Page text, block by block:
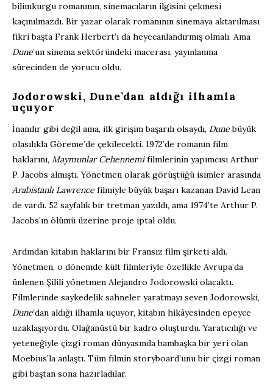
bilimkurgu romanının, sinemacıların ilgisini çekmesi
kaçınılmazdı. Bir yazar olarak romanının sinemaya aktarılması
fikri başta Frank Herbert’ı da heyecanlandırmış olmalı. Ama
Dune’un sinema sektöründeki macerası, yayınlanma
sürecinden de yorucu oldu.
Jodorowski, Dune’dan aldığı ilhamla
uçuyor
İnanılır gibi değil ama, ilk girişim başarılı olsaydı, Dunebüyük
olasılıkla Göreme’de çekilecekti. 1972’de romanın film
haklarını, Maymunlar Cehennemifilmlerinin yapımcısı Arthur
P. Jacobs almıştı. Yönetmen olarak görüştüğü isimler arasında
Arabistanlı Lawrence filmiyle büyük başarı kazanan David Lean
de vardı. 52 sayfalık bir tretman yazıldı, ama 1974’te Arthur P.
Jacobs’ın ölümü üzerine proje iptal oldu.
Ardından kitabın haklarını bir Fransız film şirketi aldı.
Yönetmen, o dönemde kült filmleriyle özellikle Avrupa’da
ünlenen Şilili yönetmen Alejandro Jodorowski olacaktı.
Filmlerinde saykedelik sahneler yaratmayı seven Jodorowski,
Dune’dan aldığı ilhamla uçuyor, kitabın hikâyesinden epeyce
uzaklaşıyordu. Olağanüstü bir kadro oluşturdu. Yaratıcılığı ve
yeteneğiyle çizgi roman dünyasında bambaşka bir yeri olan
Moebius’la anlaştı. Tüm filmin storyboard’unu bir çizgi roman
gibi baştan sona hazırladılar.